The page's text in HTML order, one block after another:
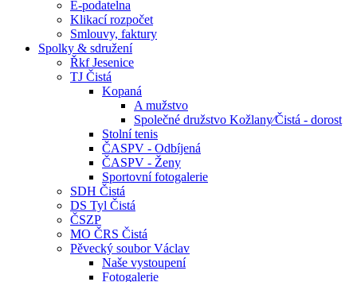
E-podatelna
Klikací rozpočet
Smlouvy, faktury
Spolky & sdružení
Řkf Jesenice
TJ Čistá
Kopaná
A mužstvo
Společné družstvo Kožlany⁄Čistá - dorost
Stolní tenis
ČASPV - Odbíjená
ČASPV - Ženy
Sportovní fotogalerie
SDH Čistá
DS Tyl Čistá
ČSZP
MO ČRS Čistá
Pěvecký soubor Václav
Naše vystoupení
Fotogalerie